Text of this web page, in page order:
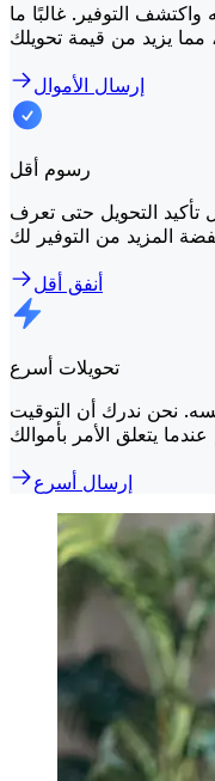
واكتشف التوفير. غالبًا ما
إرسال الأموال
رسوم أقل
تأكيد التحويل حتى تعرف
أنفق أقل
تحويلات أسرع
نحن ندرك أن التوقيت
إرسال أسرع